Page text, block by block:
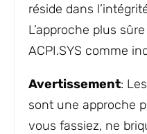
réside dans
L’approche plus
ACPI.SYS comme
Avertissement:
sont une approche
vous fassiez, ne